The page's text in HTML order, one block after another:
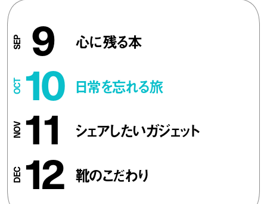
9 心に残る本
10 日常を忘れる旅
11 シェアしたいガジェット
12 靴のこだわり